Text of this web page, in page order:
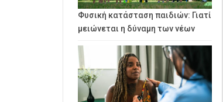
Φυσική κατάσταση παιδιών: Γιατί
μειώνεται η δύναμη των νέων